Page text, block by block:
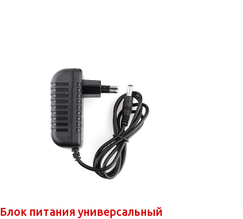
Блок питания универсальный